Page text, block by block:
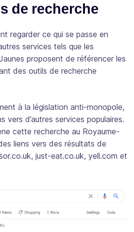
de recherche
regarder ce qui se passe en
services tels que les
proposent de référencer les
des outils de recherche
à la législation anti-monopole,
vers d’autres services populaires.
cette recherche au Royaume-
liens vers des résultats de
just-eat.co.uk, yell.com et